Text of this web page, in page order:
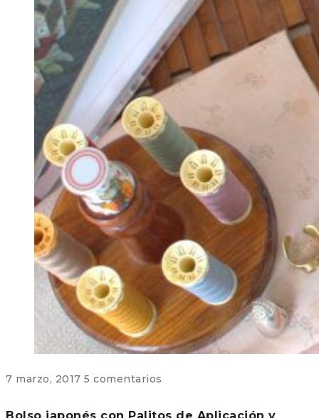
7 marzo, 2017 5 comentarios